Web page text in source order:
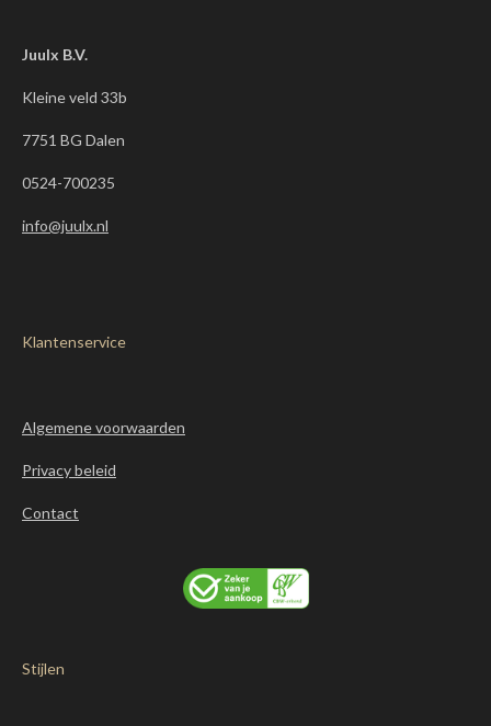
m
Juulx B.V.
Kleine veld 33b
7751 BG Dalen
0524-700235
info@juulx.nl
Klantenservice
Algemene voorwaarden
Privacy beleid
Contact
Stijlen